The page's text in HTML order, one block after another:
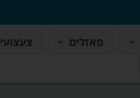
פאזלים